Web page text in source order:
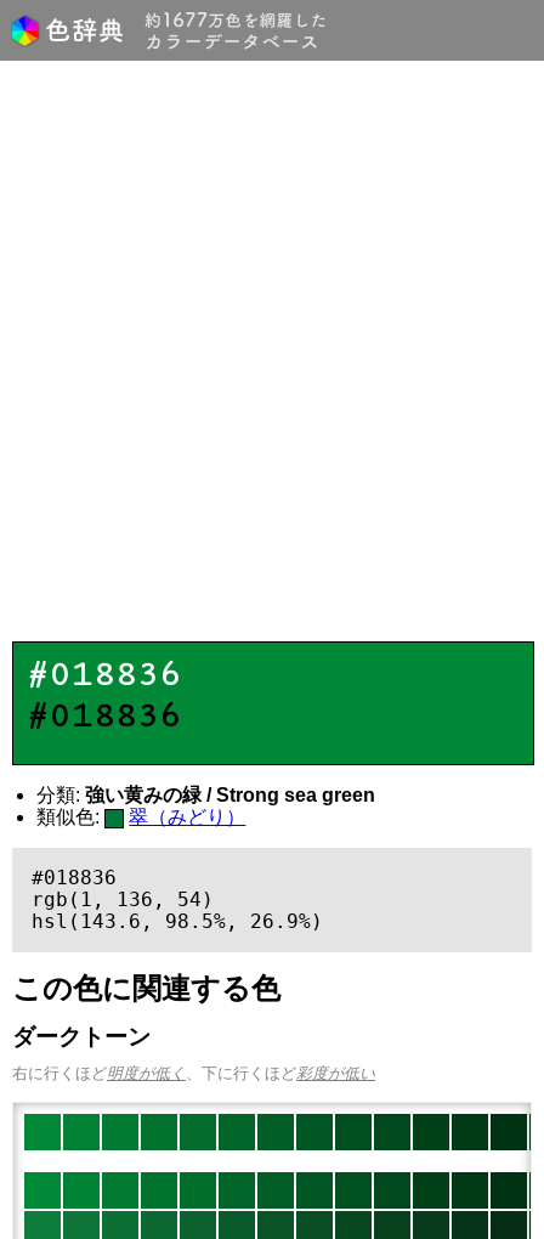
#018836
#018836
分類: 強い黄みの緑 / Strong sea green
類似色:
翠（みどり）
#018836
rgb(1, 136, 54)
hsl(143.6, 98.5%, 26.9%)
この色に関連する色
ダークトーン
右に行くほど明度が低く 、下に行くほど彩度が低い